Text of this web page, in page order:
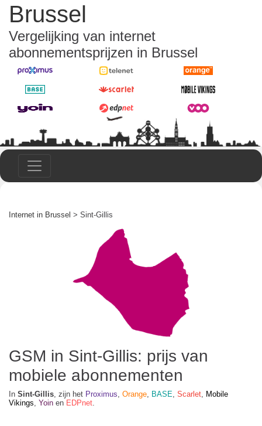
Brussel
Vergelijking van internet
abonnementsprijzen in Brussel
Internet in Brussel > Sint-Gillis
GSM in Sint-Gillis: prijs van
mobiele abonnementen
In Sint-Gillis , zijn het Proximus Orange BASE Scarlet
Mobile
Vikings Yoin en EDPnet